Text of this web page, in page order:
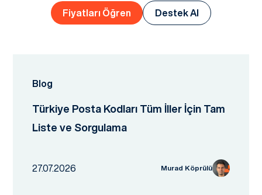
Fiyatları Öğren Destek Al
Blog
Türkiye Posta Kodları Tüm İller İçin Tam
Liste ve Sorgulama
27.07.2026 Murad Köprülü